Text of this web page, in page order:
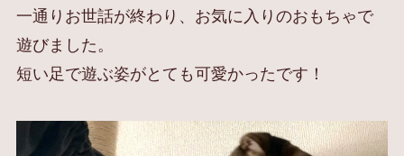
一通りお世話が終わり、お気に入りのおもちゃで
遊びました。
短い足で遊ぶ姿がとても可愛かったです！